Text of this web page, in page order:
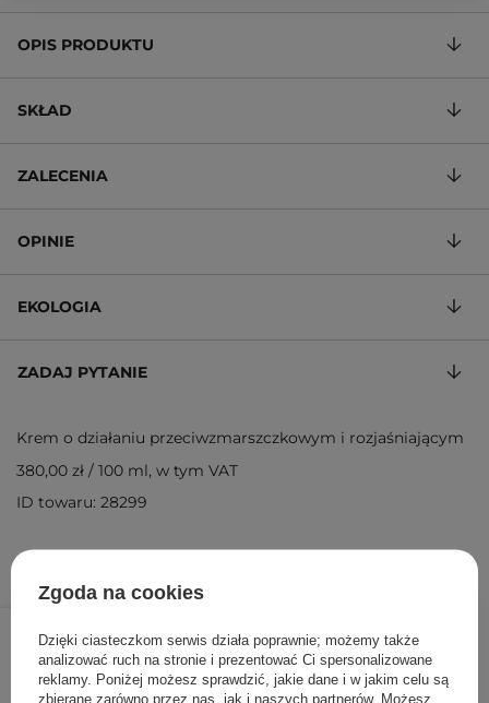
DODAJ DO KOSZYKA
OPIS PRODUKTU
SKŁAD
ZALECENIA
OPINIE
EKOLOGIA
ZADAJ PYTANIE
Krem o działaniu przeciwzmarszczkowym i rozjaśniającym
380,00 zł / 100 ml, w tym VAT
ID towaru: 28299
Zgoda na cookies
Dzięki ciasteczkom serwis działa poprawnie; możemy także
analizować ruch na stronie i prezentować Ci spersonalizowane
reklamy. Poniżej możesz sprawdzić, jakie dane i w jakim celu są
zbierane zarówno przez nas, jak i naszych partnerów. Możesz